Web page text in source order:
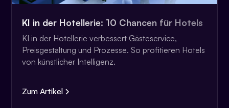
KI in der Hotellerie: 10 Chancen für Hotels
KI in der Hotellerie verbessert Gästeservice,
Preisgestaltung und Prozesse. So profitieren Hotels
von künstlicher Intelligenz.
Zum Artikel